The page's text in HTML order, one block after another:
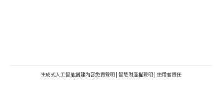
生成式人工智能創建內容免責聲明 | 智慧財產權聲明 | 使用者責任